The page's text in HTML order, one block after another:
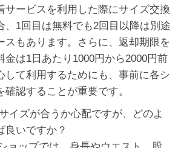
サービスを利用した際にサイズ交換
、1回目は無料でも2回目以降は別途
スもあります。さらに、返却期限を
金は1日あたり1000円から2000円前
して利用するためにも、事前に各シ
確認することが重要です。
イズが合うか心配ですが、どのよ
良いですか？